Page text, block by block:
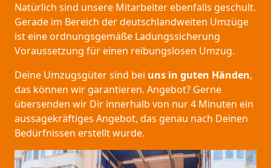
Natürlich sind unsere Mitarbeiter ebenfalls geschult.
Gerade im Bereich der deutschlandweiten Umzüge
ist eine ordnungsgemäße Ladungssicherung
Voraussetzung für einen reibungslosen Umzug.
Deine Umzugsgüter sind bei uns in guten Händen,
das können wir garantieren. Angebot? Gerne
übersenden wir Dir innerhalb von nur 4 Minuten ein
aussagekräftiges Angebot, das genau nach Deinen
Bedürfnissen erstellt wurde.